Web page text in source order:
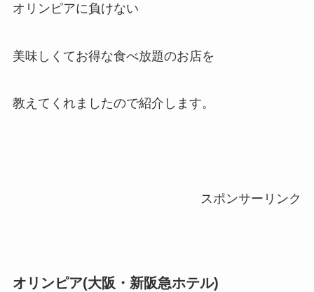
オリンピアに負けない
美味しくてお得な食べ放題のお店を
教えてくれましたので紹介します。
スポンサーリンク
オリンピア(大阪・新阪急ホテル)